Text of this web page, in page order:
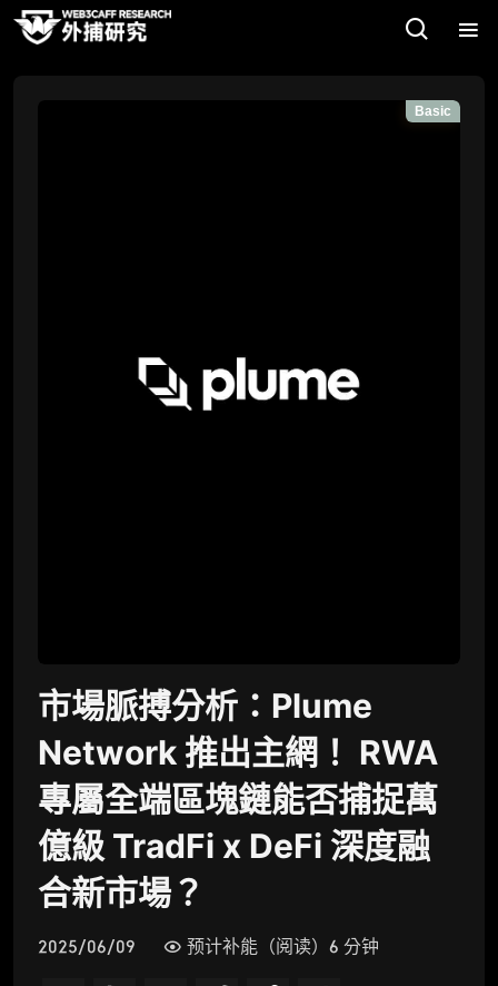
Basic
市場脈搏分析：Plume
Network 推出主網！ RWA
專屬全端區塊鏈能否捕捉萬
億級 TradFi x DeFi 深度融
合新市場？
2025/06/09 预计补能（阅读）6 分钟